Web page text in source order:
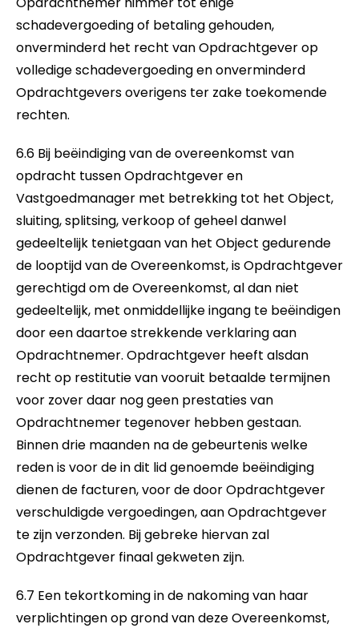
schadevergoeding of betaling gehouden,
onverminderd het recht van Opdrachtgever op
volledige schadevergoeding en onverminderd
Opdrachtgevers overigens ter zake toekomende
rechten.
6.6 Bij beëindiging van de overeenkomst van
opdracht tussen Opdrachtgever en
Vastgoedmanager met betrekking tot het Object,
sluiting, splitsing, verkoop of geheel danwel
gedeeltelijk tenietgaan van het Object gedurende
de looptijd van de Overeenkomst, is Opdrachtgever
gerechtigd om de Overeenkomst, al dan niet
gedeeltelijk, met onmiddellijke ingang te beëindigen
door een daartoe strekkende verklaring aan
Opdrachtnemer. Opdrachtgever heeft alsdan
recht op restitutie van vooruit betaalde termijnen
voor zover daar nog geen prestaties van
Opdrachtnemer tegenover hebben gestaan.
Binnen drie maanden na de gebeurtenis welke
reden is voor de in dit lid genoemde beëindiging
dienen de facturen, voor de door Opdrachtgever
verschuldigde vergoedingen, aan Opdrachtgever
te zijn verzonden. Bij gebreke hiervan zal
Opdrachtgever finaal gekweten zijn.
6.7 Een tekortkoming in de nakoming van haar
verplichtingen op grond van deze Overeenkomst,